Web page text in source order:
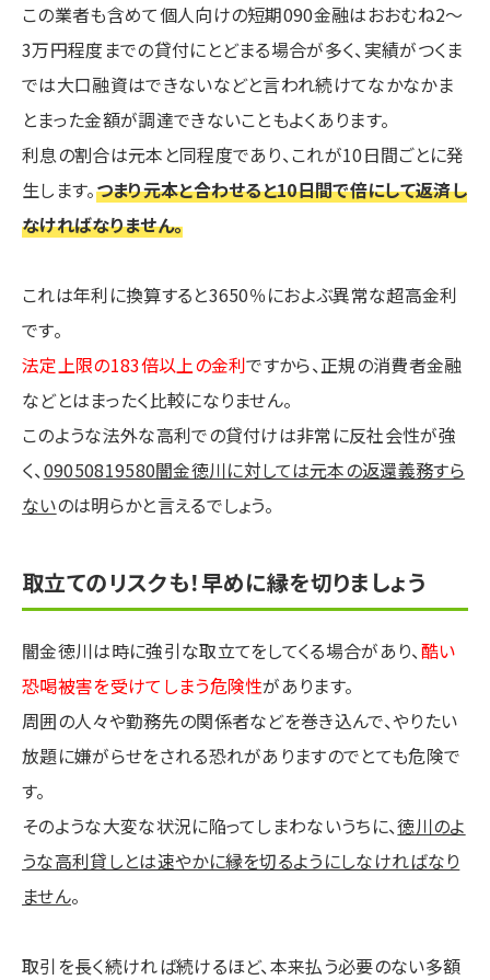
この業者も含めて個人向けの短期090金融はおおむね2～
3万円程度までの貸付にとどまる場合が多く、実績がつくま
では大口融資はできないなどと言われ続けてなかなかま
とまった金額が調達できないこともよくあります。
利息の割合は元本と同程度であり、これが10日間ごとに発
生します。つまり元本と合わせると10日間で倍にして返済し
なければなりません。
これは年利に換算すると3650％におよぶ異常な超高金利
です。
法定上限の183倍以上の金利ですから、正規の消費者金融
などとはまったく比較になりません。
このような法外な高利での貸付けは非常に反社会性が強
く、09050819580闇金徳川に対しては元本の返還義務すら
ないのは明らかと言えるでしょう。
取立てのリスクも！早めに縁を切りましょう
闇金徳川は時に強引な取立てをしてくる場合があり、酷い
恐喝被害を受けてしまう危険性があります。
周囲の人々や勤務先の関係者などを巻き込んで、やりたい
放題に嫌がらせをされる恐れがありますのでとても危険で
す。
そのような大変な状況に陥ってしまわないうちに、徳川のよ
うな高利貸しとは速やかに縁を切るようにしなければなり
ません。
取引を長く続ければ続けるほど、本来払う必要のない多額